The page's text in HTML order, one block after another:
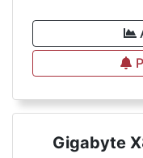
Gigabyte